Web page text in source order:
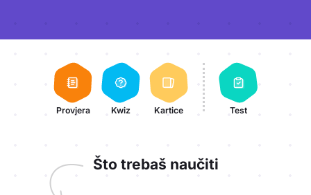
Aktivnosti lekcije
Provjera Kwiz Kartice Test
Što trebaš naučiti